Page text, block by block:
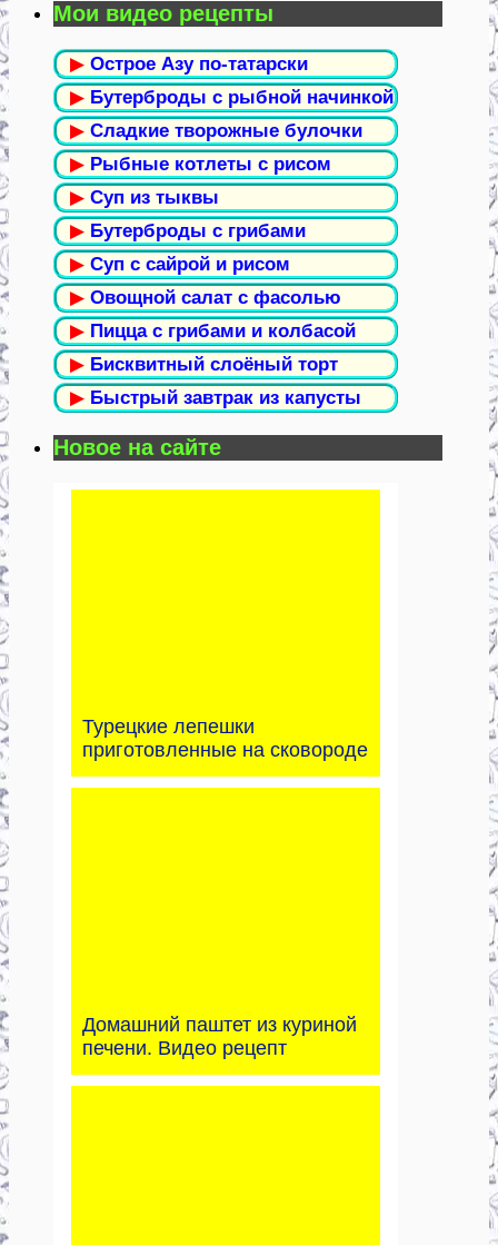
Мои видео рецепты
▶ Острое Азу по-татарски
▶ Бутерброды с рыбной начинкой
▶ Сладкие творожные булочки
▶ Рыбные котлеты с рисом
▶ Суп из тыквы
▶ Бутерброды с грибами
▶ Суп с сайрой и рисом
▶ Овощной салат с фасолью
▶ Пицца с грибами и колбасой
▶ Бисквитный слоёный торт
▶ Быстрый завтрак из капусты
Новое на сайте
Турецкие лепешки
приготовленные на сковороде
Домашний паштет из куриной
печени. Видео рецепт